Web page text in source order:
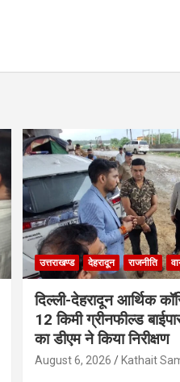
उत्तराखण्ड देहरादून राजनीति
दिल्ली-देहरादून आर्थिक
12 किमी ग्रीनफील्ड
का डीएम ने किया निरीक्षण
August 6, 2026 Kathait